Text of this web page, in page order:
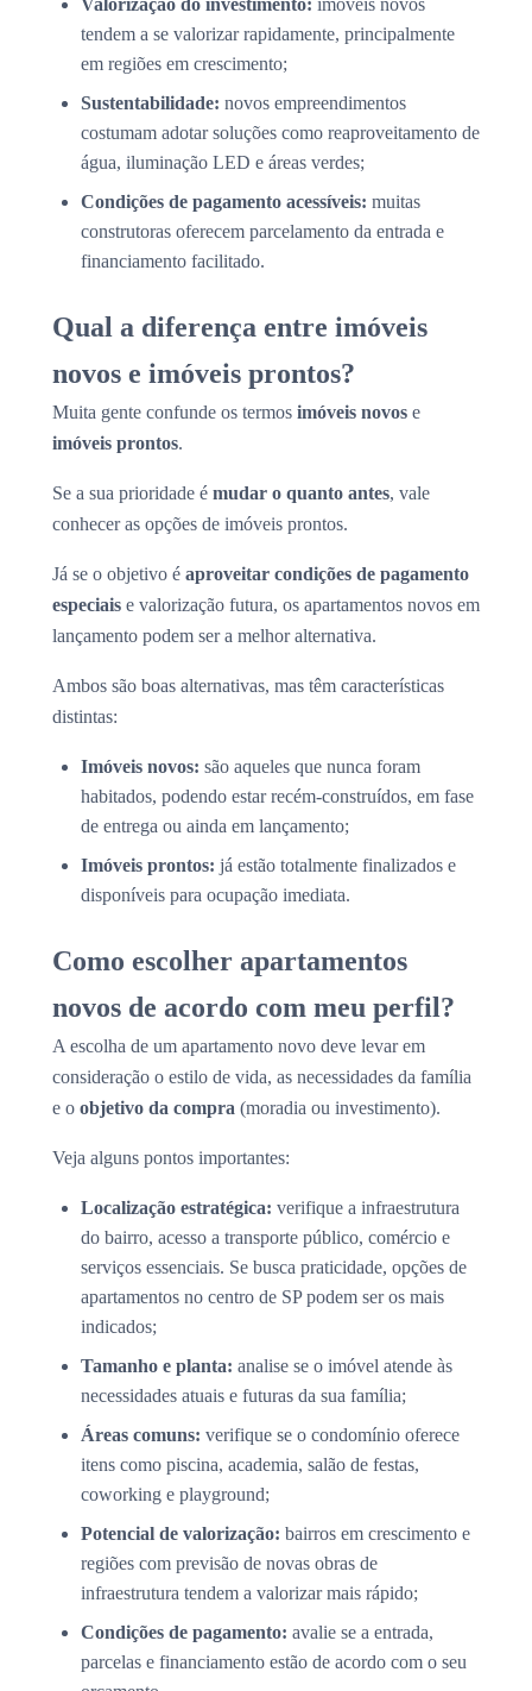
Valorização do investimento: imóveis novos
tendem a se valorizar rapidamente, principalmente
em regiões em crescimento;
Sustentabilidade: novos empreendimentos
costumam adotar soluções como reaproveitamento de
água, iluminação LED e áreas verdes;
Condições de pagamento acessíveis: muitas
construtoras oferecem parcelamento da entrada e
financiamento facilitado.
Qual a diferença entre imóveis
novos e imóveis prontos?
Muita gente confunde os termos imóveis novos e
imóveis prontos.
Se a sua prioridade é mudar o quanto antes, vale
conhecer as opções de imóveis prontos.
Já se o objetivo é aproveitar condições de pagamento
especiais e valorização futura, os apartamentos novos em
lançamento podem ser a melhor alternativa.
Ambos são boas alternativas, mas têm características
distintas:
Imóveis novos: são aqueles que nunca foram
habitados, podendo estar recém-construídos, em fase
de entrega ou ainda em lançamento;
Imóveis prontos: já estão totalmente finalizados e
disponíveis para ocupação imediata.
Como escolher apartamentos
novos de acordo com meu perfil?
A escolha de um apartamento novo deve levar em
consideração o estilo de vida, as necessidades da família
e o objetivo da compra (moradia ou investimento).
Veja alguns pontos importantes:
Localização estratégica: verifique a infraestrutura
do bairro, acesso a transporte público, comércio e
serviços essenciais. Se busca praticidade, opções de
apartamentos no centro de SP podem ser os mais
indicados;
Tamanho e planta: analise se o imóvel atende às
necessidades atuais e futuras da sua família;
Áreas comuns: verifique se o condomínio oferece
itens como piscina, academia, salão de festas,
coworking e playground;
Potencial de valorização: bairros em crescimento e
regiões com previsão de novas obras de
infraestrutura tendem a valorizar mais rápido;
Condições de pagamento: avalie se a entrada,
parcelas e financiamento estão de acordo com o seu